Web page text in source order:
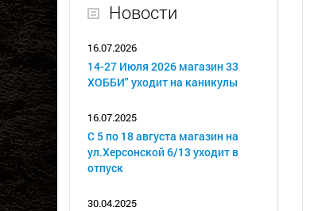
Новости
16.07.2026
14-27 Июля 2026 магазин 33
ХОББИ" уходит на каникулы
16.07.2025
С 5 по 18 августа магазин на
ул.Херсонской 6/13 уходит в
отпуск
30.04.2025